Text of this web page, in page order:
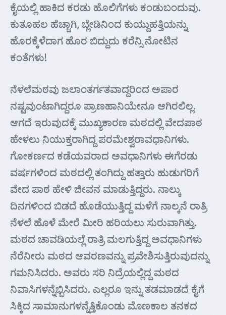
ಕೈಯಲ್ಲಿ ಹಾಕಿದ ಕರಡು ಹೊಲಿಗೆಗಳು ಕಂಡುಬಂದುವು.
ಕುತೂಹಲ ಹೆಚ್ಚಾಗಿ, ಬ್ಲೇಡಿನಿಂದ ಕುಯ್ದುಹತ್ತಿಯನ್ನು
ಹೊರಕ್ಕೆಳೆದಾಗ ಹೊರ ಬಿದ್ದುದು ಕರೆನ್ಸಿ ನೋಟಿನ
ಕಂತೆಗಳು!
ನೆಳಲೆಮಠವು ಜಲಾಂತರ್ಗತವಾದ್ದರಿಂದ ಅಪಾರ
ನಷ್ಟವುಂಟಾಗಿದ್ದರೂ ಪ್ರಾಣಹಾನಿಯೇನೂ ಆಗಿರಲಿಲ್ಲ.
ಆಗದೆ ಇರುವುದಕ್ಕೆ ಮುಖ್ಯಕಾರಣ ಮಠದಲ್ಲಿ ವೇದಪಾಠ
ಹೇಳಲು ನಿಯುಕ್ತರಾಗಿದ್ದ ಪರಮೇಶ್ವರಾವಧಾನಿಗಳು.
ಗೋಕರ್ಣದ ಕಡೆಯವರಾದ ಅವಧಾನಿಗಳು ಈಗೆರಡು
ವರ್ಷಗಳಿಂದ ಮಠದಲ್ಲಿ ತಂಗಿದ್ದು ಹತ್ತಾರು ಹುಡುಗರಿಗೆ
ವೇದ ಪಾಠ ಹೇಳಿ ಜೀವನ ಮಾಡುತ್ತಿದ್ದರು. ನಾಲ್ಕು
ದಿನಗಳಿಂದ ಬಿಡದೆ ಹೊಡೆಯುತ್ತಿದ್ದ ಮಳೆಗೆ ನಾಲ್ಕನೆ ರಾತ್ರಿ
ನೆಳಲೆ ಹೊಳೆ ಮೇರೆ ಮೀರಿ ಹರಿಯಲು ಸುರುವಾಗಿತ್ತು.
ಮಠದ ಚಾವಡಿಯಲ್ಲೆ ರಾತ್ರಿ ಮಲಗುತ್ತಿದ್ದ ಅವಧಾನಿಗಳು
ನೆರೆನೀರು ಮಠದ ಆವರಣವನ್ನು ಪ್ರವೇಶಿಸುತ್ತಿರುವುದನ್ನು
ಗಮನಿಸಿದರು. ಅವರು ಸರಿ ನಿದ್ರೆಯಲ್ಲಿದ್ದ ಮಠದ
ನಿವಾಸಿಗಳನ್ನೆಬ್ಬಿಸಿದರು. ಎಲ್ಲರೂ ಇನ್ನು ತಡಮಾಡದೆ ಕೈಗೆ
ಸಿಕ್ಕಿದ ಸಾಮಾನುಗಳನ್ನೆತ್ತಿಕೊಂಡು ಮೊಣಕಾಲ ತನಕದ